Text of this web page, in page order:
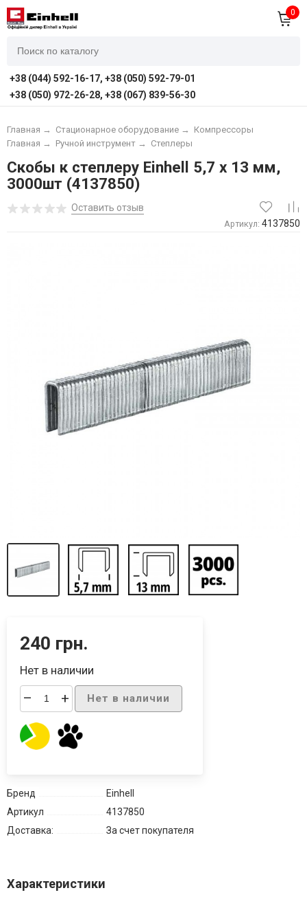
0
+38 (044) 592-16-17, +38 (050) 592-79-01
+38 (050) 972-26-28, +38 (067) 839-56-30
Главная → Стационарное оборудование →
Компрессоры
Степлеры
Ручной инструмент →
Главная →
Скобы к степлеру Einhell 5,7 х 13 мм,
3000шт (4137850)
Оставить отзыв
Артикул: 4137850
240 грн.
Нет в наличии
– + Нет в наличии
Бренд
Einhell
Артикул
4137850
Доставка:
За счет покупателя
Характеристики